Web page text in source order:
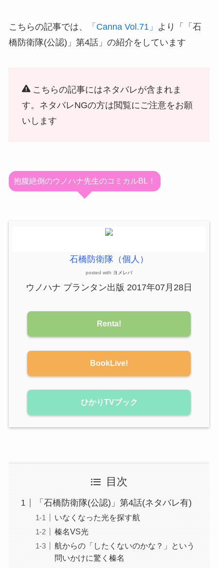
こちらの記事では、 「Canna Vol.71」 より「「石
橋防衛隊(公認)」第4話」の紹介をしています
こちらの記事にはネタバレが含まれま
す。ネタバレNGの方は閲覧にご注意をお願
いします
抱腹絶倒のウノハナ先生のコミカルBL！
石橋防衛隊（個人）
posted with ヨメレバ
ウノハナ プランタン出版 2017年07月28日
Renta!
BookLive!
ひかりTVブック
目次
「石橋防衛隊(公認)」第4話(ネタバレ有)
いなくなった光を探す航
榛名VS光
航からの「したくないのかな？」という
問いかけに驚く榛名